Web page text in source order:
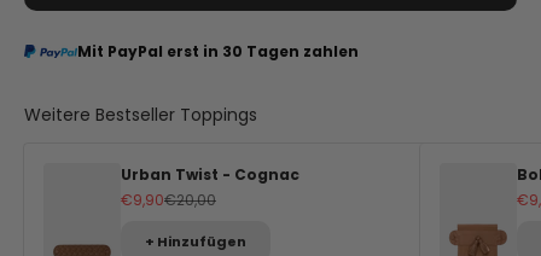
Mit PayPal erst in 30 Tagen zahlen
Weitere Bestseller Toppings
Urban Twist - Cognac
Angebot
€9,90Regulärer Preis
€20,00
+ Hinzufügen